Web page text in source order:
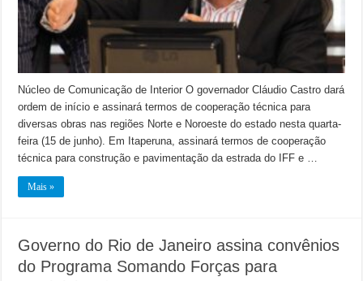
Núcleo de Comunicação de Interior O governador Cláudio Castro dará
ordem de início e assinará termos de cooperação técnica para
diversas obras nas regiões Norte e Noroeste do estado nesta quarta-
feira (15 de junho). Em Itaperuna, assinará termos de cooperação
técnica para construção e pavimentação da estrada do IFF e …
Mais »
Governo do Rio de Janeiro assina convênios
do Programa Somando Forças para